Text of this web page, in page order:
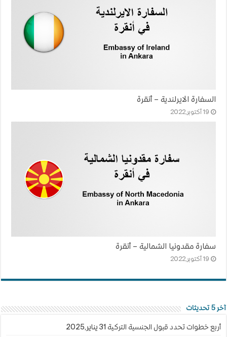
السفارة الايرلندية – أنقرة
19 أكتوبر,2022
سفارة مقدونيا الشمالية – أنقرة
19 أكتوبر,2022
آخر 5 تحديثات
أربع خطوات تحدد قبول الجنسية التركية 31 يناير,2025